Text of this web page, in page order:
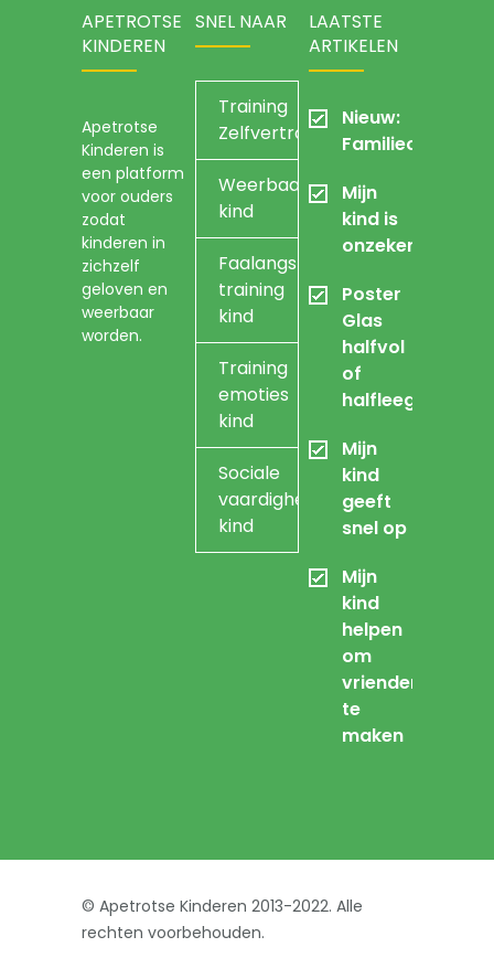
APETROTSE
KINDEREN
Apetrotse
Kinderen is
een platform
voor ouders
zodat
kinderen in
zichzelf
geloven en
weerbaar
worden.
SNEL NAAR
Training
Zelfvertrouwen
Weerbaarheidstraining
kind
Faalangst
training
kind
Training
emoties
kind
Sociale
vaardigheidstraining
kind
LAATSTE
ARTIKELEN
Nieuw:
Mijn
kind is
onzeker
Poster
Glas
halfvol
of
halfleeg
Mijn
kind
geeft
snel op
Mijn
kind
helpen
om
vrienden
te
maken
© Apetrotse Kinderen 2013-2022. Alle
rechten voorbehouden.